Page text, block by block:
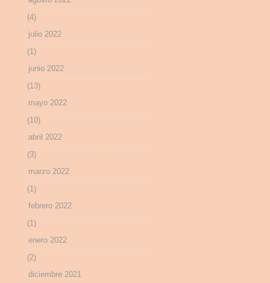
(4)
julio 2022
(1)
junio 2022
(13)
mayo 2022
(10)
abril 2022
(3)
marzo 2022
(1)
febrero 2022
(1)
enero 2022
(2)
diciembre 2021